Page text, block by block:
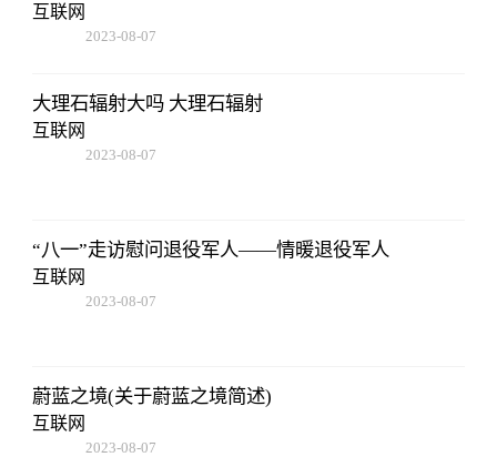
互联网
2023-08-07
大理石辐射大吗 大理石辐射
互联网
2023-08-07
“八一”走访慰问退役军人——情暖退役军人
互联网
2023-08-07
蔚蓝之境(关于蔚蓝之境简述)
互联网
2023-08-07